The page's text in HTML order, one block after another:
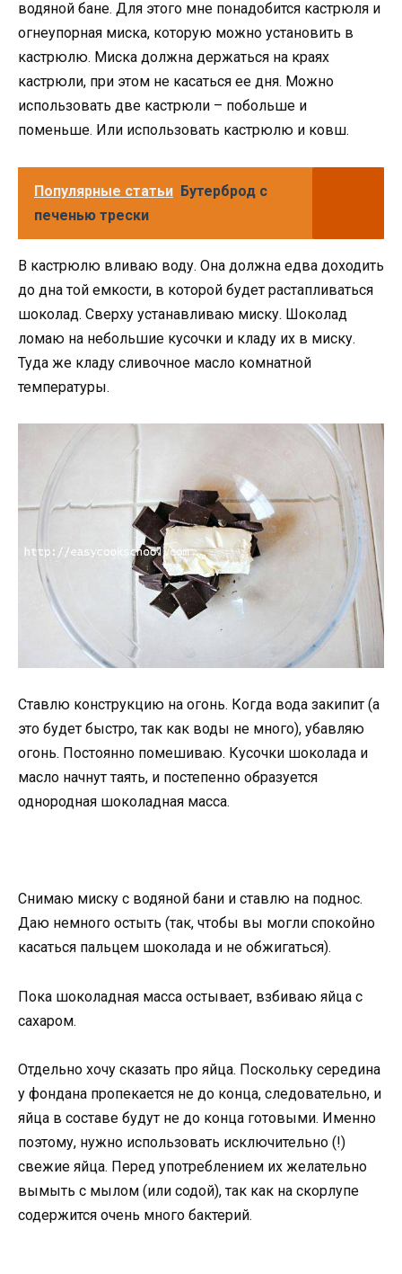
водяной бане. Для этого мне понадобится кастрюля и
огнеупорная миска, которую можно установить в
кастрюлю. Миска должна держаться на краях
кастрюли, при этом не касаться ее дня. Можно
использовать две кастрюли – побольше и
поменьше. Или использовать кастрюлю и ковш.
Популярные статьи Бутерброд с
печенью трески
В кастрюлю вливаю воду. Она должна едва доходить
до дна той емкости, в которой будет растапливаться
шоколад. Сверху устанавливаю миску. Шоколад
ломаю на небольшие кусочки и кладу их в миску.
Туда же кладу сливочное масло комнатной
температуры.
Ставлю конструкцию на огонь. Когда вода закипит (а
это будет быстро, так как воды не много), убавляю
огонь. Постоянно помешиваю. Кусочки шоколада и
масло начнут таять, и постепенно образуется
однородная шоколадная масса.
Снимаю миску с водяной бани и ставлю на поднос.
Даю немного остыть (так, чтобы вы могли спокойно
касаться пальцем шоколада и не обжигаться).
Пока шоколадная масса остывает, взбиваю яйца с
сахаром.
Отдельно хочу сказать про яйца. Поскольку середина
у фондана пропекается не до конца, следовательно, и
яйца в составе будут не до конца готовыми. Именно
поэтому, нужно использовать исключительно (!)
свежие яйца. Перед употреблением их желательно
вымыть с мылом (или содой), так как на скорлупе
содержится очень много бактерий.